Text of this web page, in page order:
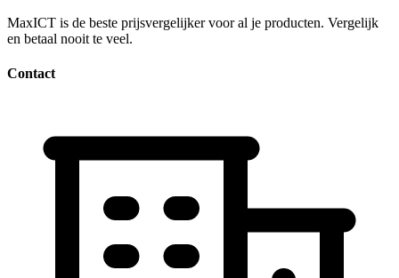
MaxICT is de beste prijsvergelijker voor al je producten. Vergelijk
en betaal nooit te veel.
Contact